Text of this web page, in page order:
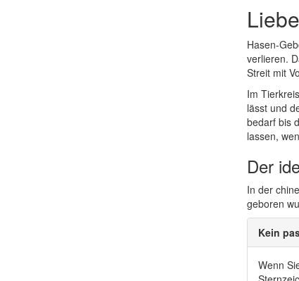
Hasen-
verlieren.
Streit mit
Im
lässt und
bedarf bis
lassen,
Der
In der
geboren
Kein
Wenn